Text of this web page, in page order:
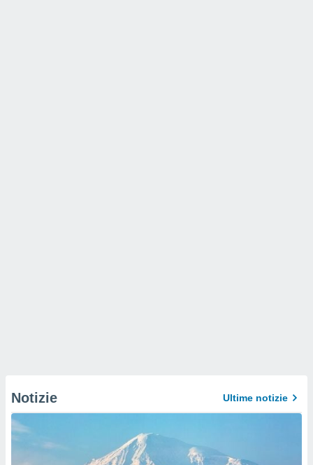
Notizie Ultime notizie